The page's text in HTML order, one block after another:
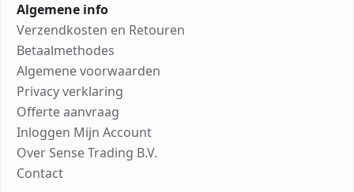
Algemene info
Verzendkosten en Retouren
Betaalmethodes
Algemene voorwaarden
Privacy verklaring
Offerte aanvraag
Inloggen Mijn Account
Over Sense Trading B.V.
Contact